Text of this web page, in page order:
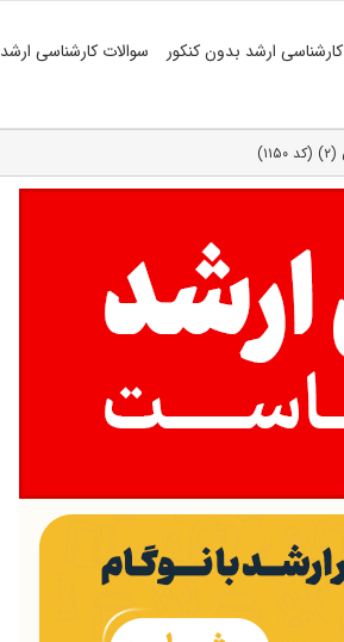
کارشناسی ارشد بدون کنکور سوالات کارشناسی ارشد